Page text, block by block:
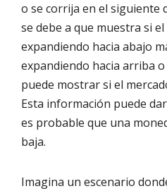
o se corrija en el siguiente
se debe a que muestra si
expandiendo hacia abajo
expandiendo hacia arriba
puede mostrar si el
Esta información puede
es probable que una
baja.
Imagina un escenario